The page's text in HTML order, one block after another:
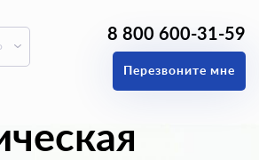
8 800 600-31-59
Перезвоните мне